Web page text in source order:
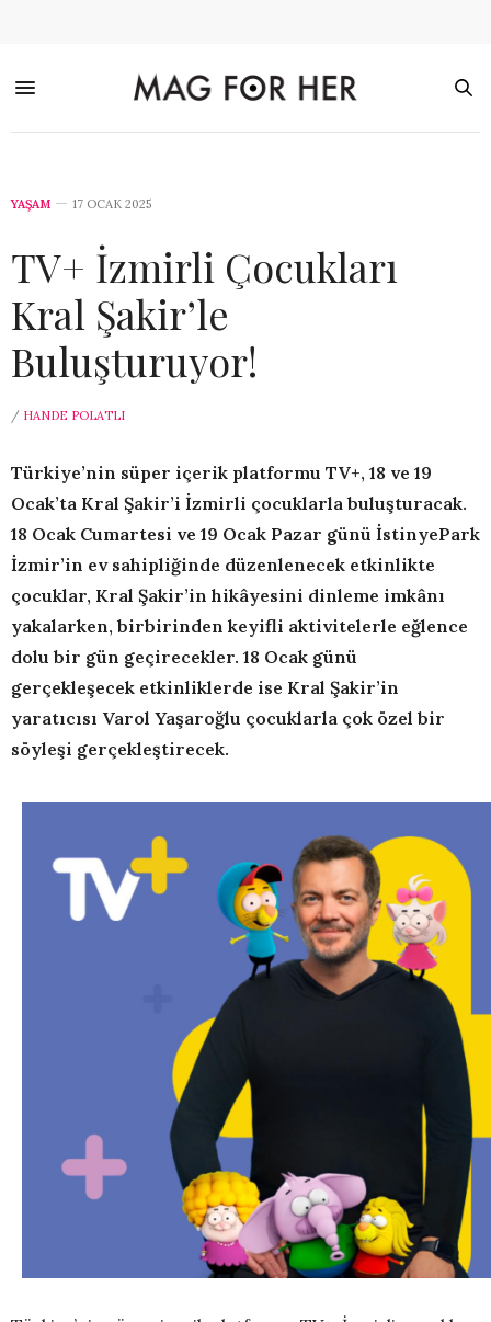
YAŞAM 17 OCAK 2025
TV+ İzmirli Çocukları
Kral Şakir’le
Buluşturuyor!
/ HANDE POLATLI
Türkiye’nin süper içerik platformu TV+, 18 ve 19
Ocak’ta Kral Şakir’i İzmirli çocuklarla buluşturacak.
18 Ocak Cumartesi ve 19 Ocak Pazar günü İstinyePark
İzmir’in ev sahipliğinde düzenlenecek etkinlikte
çocuklar, Kral Şakir’in hikâyesini dinleme imkânı
yakalarken, birbirinden keyifli aktivitelerle eğlence
dolu bir gün geçirecekler. 18 Ocak günü
gerçekleşecek etkinliklerde ise Kral Şakir’in
yaratıcısı Varol Yaşaroğlu çocuklarla çok özel bir
söyleşi gerçekleştirecek.